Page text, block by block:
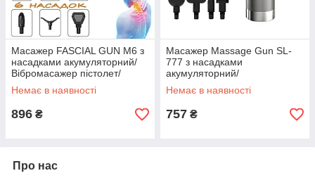
Масажер FASCIAL GUN M6 з
насадками акумуляторний/
Вібромасажер пістолет/
Перкусійний масажер
Немає в наявності
896 ₴
Масажер Massage Gun SL-
777 з насадками
акумуляторний/
Вібромасажний пістолет/
Перкусійний масажер
Немає в наявності
757 ₴
Про нас